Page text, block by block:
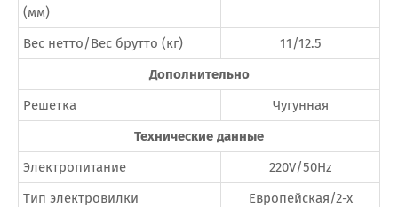
(мм)
Вес нетто/Вес брутто (кг)
11/12.5
Дополнительно
Решетка
Чугунная
Технические данные
Электропитание
220V/50Hz
Тип электровилки
Европейская/2-х